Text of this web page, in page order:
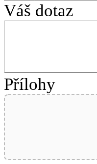
Váš dotaz
Přílohy